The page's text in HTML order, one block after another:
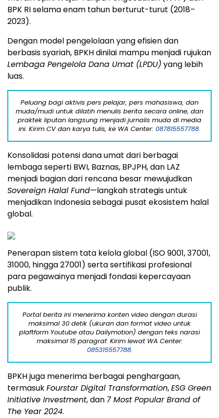
BPK RI selama enam tahun berturut-turut (2018–
2023).
Dengan model pengelolaan yang efisien dan
berbasis syariah, BPKH dinilai mampu menjadi rujukan
Lembaga Pengelola Dana Umat (LPDU) yang lebih
luas.
Peluang bagi aktivis pers pelajar, pers mahasiswa, dan
muda/mudi untuk dilatih menulis berita secara online, dan
praktek liputan langsung menjadi jurnalis muda di media
ini. Kirim CV dan karya tulis, ke WA Center: 087815557788.
Konsolidasi potensi dana umat dari berbagai
lembaga seperti BWI, Baznas, BPJPH, dan LAZ
menjadi bagian dari rencana besar mewujudkan
Sovereign Halal Fund—langkah strategis untuk
menjadikan Indonesia sebagai pusat ekosistem halal
global.
Penerapan sistem tata kelola global (ISO 9001, 37001,
31000, hingga 27001) serta sertifikasi profesional
para pegawainya menjadi fondasi kepercayaan
publik.
Portal berita ini menerima konten video dengan durasi
maksimal 30 detik (ukuran dan format video untuk
plaftform Youtube atau Dailymotion) dengan teks narasi
maksimal 15 paragraf. Kirim lewat WA Center:
085315557788.
BPKH juga menerima berbagai penghargaan,
termasukFourstar Digital Transformation,ESG Green
Initiative Investment, dan 7 Most Popular Brand of
The Year 2024.